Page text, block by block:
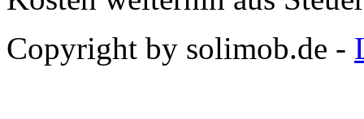
Copyright by solimob.de -